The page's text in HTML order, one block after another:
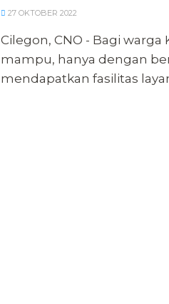
27 OKTOBER 2022
Cilegon, CNO - Bagi
mampu, hanya dengan
mendapatkan fasilitas